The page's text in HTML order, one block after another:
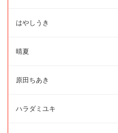
はやしうき
晴夏
原田ちあき
ハラダミユキ